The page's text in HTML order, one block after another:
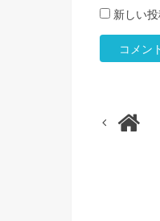
新しい